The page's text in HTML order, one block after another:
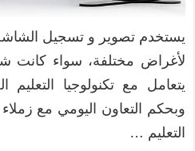
يستخدم تصوير و تسجيل
لأغراض مختلفة، سواء كانت
يتعامل مع تكنولوجيا التعليم
وبحكم التعاون اليومي مع
التعليم …